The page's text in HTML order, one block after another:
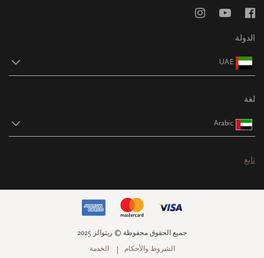
الدولة
UAE
لغة
Arabic
تابع
جميع الحقوق محفوظة © ريتوالز 2025
الشروط والأحكام
الخدمة